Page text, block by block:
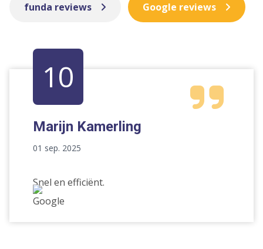
funda reviews Google reviews
10
Marijn Kamerling
01 sep. 2025
Snel en efficiënt.